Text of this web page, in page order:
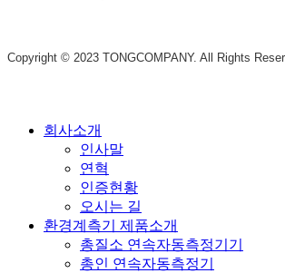
Copyright © 2023 TONGCOMPANY. All Rights
Close 회사소개
인사말
연혁
인증현황
오시는 길
환경계측기 제품소개
총질소 연속자동측정기기
총인 연속자동측정기